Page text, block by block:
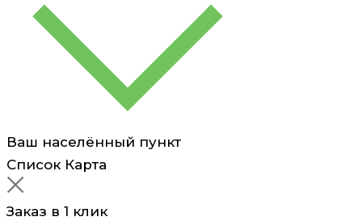
Ваш населённый пункт
Список Карта
Заказ в 1 клик